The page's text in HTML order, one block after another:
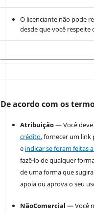
O licenciante não pode
desde que você respeite
De acordo com os
Atribuição— Você
crédito, fornecer um link
e indicar se foram feitas
fazê-lo de qualquer
de uma forma que
apoia ou aprova o seu
NãoComercial — Você